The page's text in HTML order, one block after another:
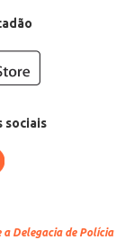
sociais
a Delegacia de Polícia